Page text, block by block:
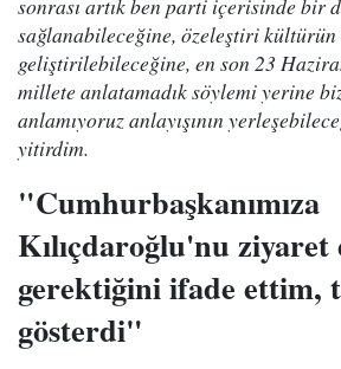
sonrası artık ben parti içerisinde bir
sağlanabileceğine, özeleştiri kültürün
geliştirilebileceğine, en son 23
millete anlatamadık söylemi yerine
anlamıyoruz anlayışının
yitirdim.
"Cumhurbaşkanımıza
Kılıçdaroğlu'nu ziyaret
gerektiğini ifade ettim,
gösterdi"